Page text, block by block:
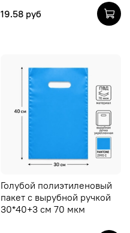
19.58 руб
Голубой полиэтиленовый
пакет с вырубной ручкой
30*40+3 см 70 мкм